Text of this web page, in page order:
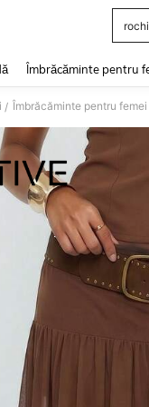
Îmbrăcăminte pentru
/ Îmbrăcăminte pentru femei